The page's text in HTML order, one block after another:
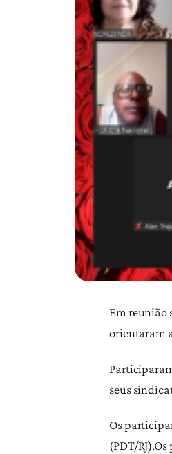
Em reunião
orientaram
seus
Os
(PDT/